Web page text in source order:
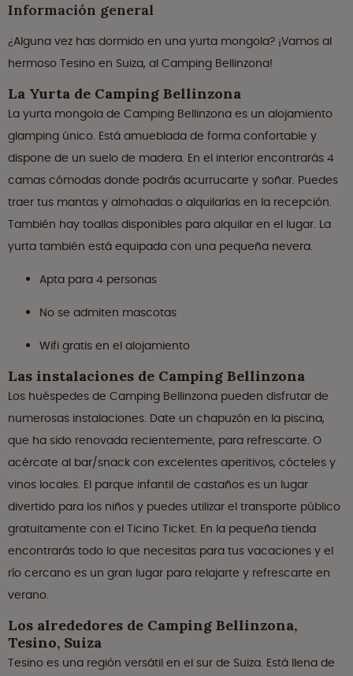
Información general
¿Alguna vez has dormido en una yurta mongola? ¡Vamos al
hermoso Tesino en Suiza, al Camping Bellinzona!
La Yurta de Camping Bellinzona
La yurta mongola de Camping Bellinzona es un alojamiento
glamping único. Está amueblada de forma confortable y
dispone de un suelo de madera. En el interior encontrarás 4
camas cómodas donde podrás acurrucarte y soñar. Puedes
traer tus mantas y almohadas o alquilarlas en la recepción.
También hay toallas disponibles para alquilar en el lugar. La
yurta también está equipada con una pequeña nevera.
Apta para 4 personas
No se admiten mascotas
Wifi gratis en el alojamiento
Las instalaciones de Camping Bellinzona
Los huéspedes de Camping Bellinzona pueden disfrutar de
numerosas instalaciones. Date un chapuzón en la piscina,
que ha sido renovada recientemente, para refrescarte. O
acércate al bar/snack con excelentes aperitivos, cócteles y
vinos locales. El parque infantil de castaños es un lugar
divertido para los niños y puedes utilizar el transporte público
gratuitamente con el Ticino Ticket. En la pequeña tienda
encontrarás todo lo que necesitas para tus vacaciones y el
río cercano es un gran lugar para relajarte y refrescarte en
verano.
Los alrededores de Camping Bellinzona,
Tesino, Suiza
Tesino es una región versátil en el sur de Suiza. Está llena de